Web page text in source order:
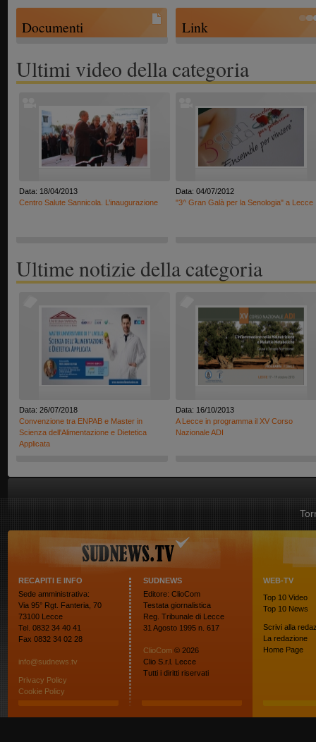
Documenti Link
Ultimi video della categoria
Data: 18/04/2013
Centro Salute Sannicola. L’inaugurazione
Data: 04/07/2012
"3^ Gran Galà per la Senologia" a Lecce
Ultime notizie della categoria
Data: 26/07/2018
Convenzione tra ENPAB e Master in
Scienza dell'Alimentazione e Dietetica
Applicata
Data: 16/10/2013
A Lecce in programma il XV Corso
Nazionale ADI
RECAPITI E INFO
Sede amministrativa:
Via 95° Rgt. Fanteria, 70
73100 Lecce
Tel. 0832 34 40 41
Fax 0832 34 02 28
info@sudnews.tv
Privacy Policy
Cookie Policy
SUDNEWS
Editore: ClioCom
Testata giornalistica
Reg. Tribunale di Lecce
31 Agosto 1995 n. 617
ClioCom © 2026
Clio S.r.l. Lecce
Tutti i diritti riservati
WEB-TV
Top 10 Video
Top 10 News
Scrivi alla
La redazione
Home Page